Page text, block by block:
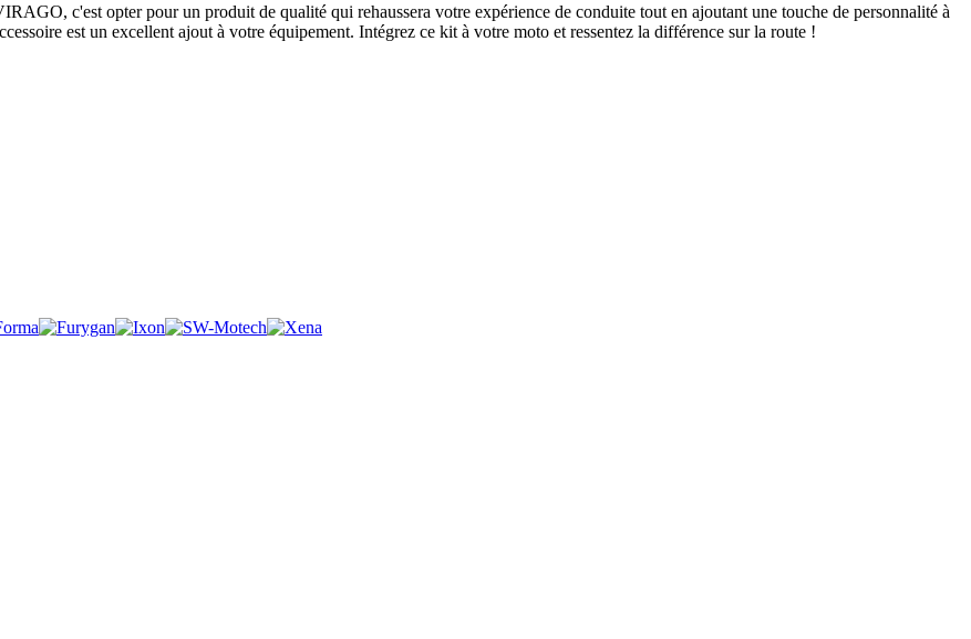
c'est opter pour un produit de qualité qui rehaussera votre expérience de conduite tout en ajoutant une touche de personnalité à
est un excellent ajout à votre équipement. Intégrez ce kit à votre moto et ressentez la différence sur la route !